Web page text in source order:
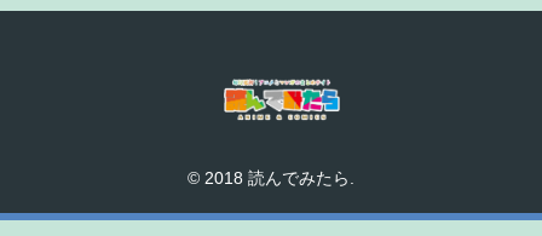
© 2018 読んでみたら.